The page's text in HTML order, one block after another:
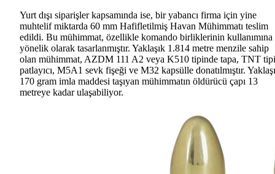
Yurt dışı siparişler kapsamında ise, bir yabancı firma için yine
muhtelif miktarda 60 mm Hafifletilmiş Havan Mühimmatı teslim
edildi. Bu mühimmat, özellikle komando birliklerinin kullanımına
yönelik olarak tasarlanmıştır. Yaklaşık 1.814 metre menzile sahip
olan mühimmat, AZDM 111 A2 veya K510 tipinde tapa, TNT tipi
patlayıcı, M5A1 sevk fişeği ve M32 kapsülle donatılmıştır.
170 gram imla maddesi taşıyan mühimmatın öldürücü çapı 13
metreye kadar ulaşabiliyor.